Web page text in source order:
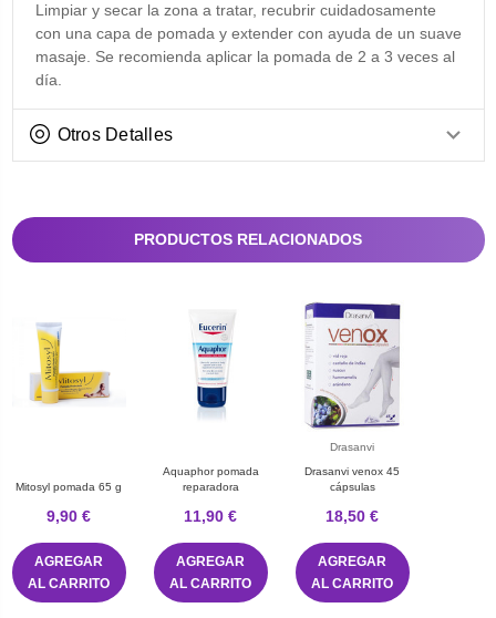
Limpiar y secar la zona a tratar, recubrir cuidadosamente
con una capa de pomada y extender con ayuda de un suave
masaje. Se recomienda aplicar la pomada de 2 a 3 veces al
día.
Otros Detalles
PRODUCTOS RELACIONADOS
Mitosyl pomada 65 g
9,90 €
AGREGAR
AL CARRITO
Aquaphor pomada
reparadora
11,90 €
AGREGAR
AL CARRITO
Drasanvi
Drasanvi venox 45
cápsulas
18,50 €
AGREGAR
AL CARRITO